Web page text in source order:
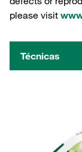
please visit
Técnicas